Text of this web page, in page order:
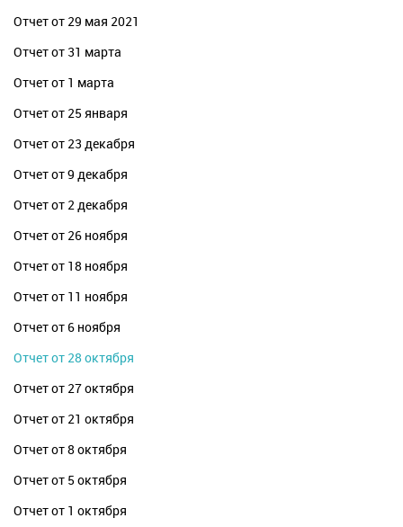
Отчет от 29 мая 2021
Отчет от 31 марта
Отчет от 1 марта
Отчет от 25 января
Отчет от 23 декабря
Отчет от 9 декабря
Отчет от 2 декабря
Отчет от 26 ноября
Отчет от 18 ноября
Отчет от 11 ноября
Отчет от 6 ноября
Отчет от 28 октября
Отчет от 27 октября
Отчет от 21 октября
Отчет от 8 октября
Отчет от 5 октября
Отчет от 1 октября